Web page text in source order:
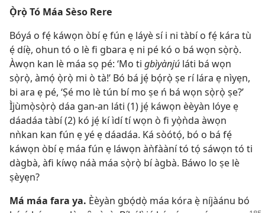
Ọ̀rọ̀ Tó Máa Sèso Rere
Bóyá o fẹ́ káwọn òbí ẹ fún ẹ láyè sí i ni tàbí o fẹ́ kára tù
ẹ́ díẹ̀, ohun tó o lè fi gbara ẹ ni pé kó o bá wọn sọ̀rọ̀.
Àwọn kan lè máa sọ pé: ‘Mo ti gbìyànjú láti bá wọn
sọ̀rọ̀, àmọ́ ọ̀rọ̀ mi ò tà!’ Bó bá jẹ́ bọ́rọ̀ ṣe rí lára ẹ nìyẹn,
bi ara ẹ pé, ‘Ṣé mo lè tún bí mo ṣe ń bá wọn sọ̀rọ̀ ṣe?’
Ìjùmọ̀sọ̀rọ̀ dáa gan-an láti (1) jẹ́ káwọn èèyàn lóye ẹ
dáadáa tàbí (2) kó jẹ́ kí ìdí tí wọn ò fi yọ̀ǹda àwọn
nǹkan kan fún ẹ yé ẹ dáadáa. Ká sòótọ́, bó o bá fẹ́
káwọn òbí ẹ máa fún ẹ láwọn àǹfààní tó tọ́ sáwọn tó ti
dàgbà, àfi kíwọ náà máa sọ̀rọ̀ bí àgbà. Báwo lo ṣe lè
ṣèyẹn?
Má máa fara ya. Èèyàn gbọ́dọ̀ máa kóra ẹ̀ níjàánu bó